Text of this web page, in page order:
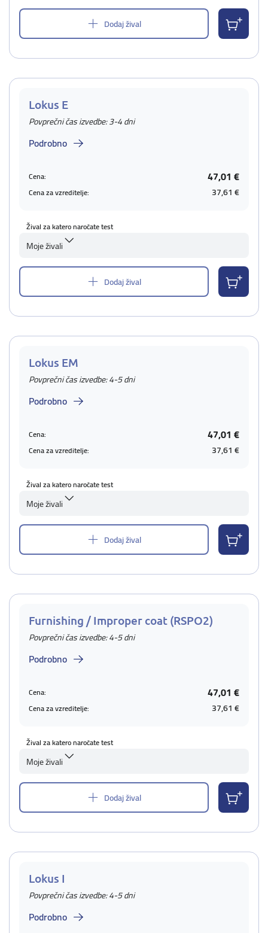
Dodaj žival
Lokus E
Povprečni čas izvedbe: 3-4 dni
Podrobno
Cena: 47,01 €
Cena za vzreditelje: 37,61 €
Žival za katero naročate test
Moje živali
Dodaj žival
Lokus EM
Povprečni čas izvedbe: 4-5 dni
Podrobno
Cena: 47,01 €
Cena za vzreditelje: 37,61 €
Žival za katero naročate test
Moje živali
Dodaj žival
Furnishing / Improper coat (RSPO2)
Povprečni čas izvedbe: 4-5 dni
Podrobno
Cena: 47,01 €
Cena za vzreditelje: 37,61 €
Žival za katero naročate test
Moje živali
Dodaj žival
Lokus I
Povprečni čas izvedbe: 4-5 dni
Podrobno